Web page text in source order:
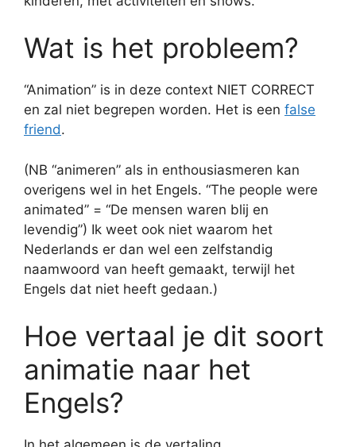
Wat is het probleem?
“Animation” is in deze context NIET CORRECT
en zal niet begrepen worden. Het is een false
friend.
(NB “animeren” als in enthousiasmeren kan
overigens wel in het Engels. “The people were
animated” = “De mensen waren blij en
levendig”) Ik weet ook niet waarom het
Nederlands er dan wel een zelfstandig
naamwoord van heeft gemaakt, terwijl het
Engels dat niet heeft gedaan.)
Hoe vertaal je dit soort
animatie naar het
Engels?